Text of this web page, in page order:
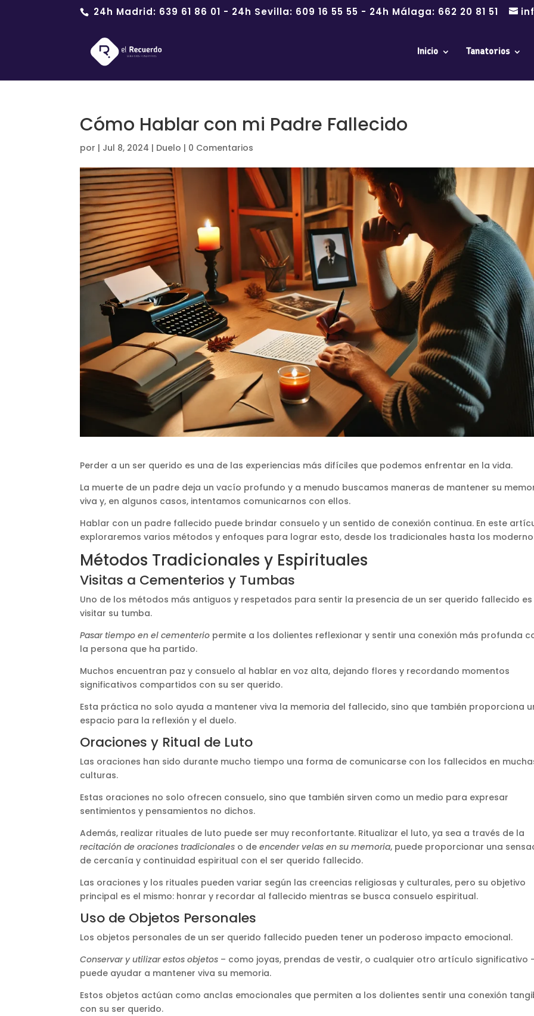
24h Madrid: 639 61 86 01 - 24h Sevilla: 609 16 55 55 - 24h Málaga: 662 20 81 51
Inicio Tanatorios
Cómo Hablar con mi Padre Fallecido
por | Jul 8, 2024 | Duelo | 0 Comentarios
Perder a un ser querido es una de las experiencias más difíciles que podemos enfrentar en la vida.
La muerte de un padre deja un vacío profundo y a menudo buscamos maneras de mantener su
viva y, en algunos casos, intentamos comunicarnos con ellos.
Hablar con un padre fallecido puede brindar consuelo y un sentido de conexión continua. En este
exploraremos varios métodos y enfoques para lograr esto, desde los tradicionales hasta los
Métodos Tradicionales y Espirituales
Visitas a Cementerios y Tumbas
Uno de los métodos más antiguos y respetados para sentir la presencia de un ser querido fallecido es
visitar su tumba.
Pasar tiempo en el cementerio permite a los dolientes reflexionar y sentir una conexión más profunda
la persona que ha partido.
Muchos encuentran paz y consuelo al hablar en voz alta, dejando flores y recordando momentos
significativos compartidos con su ser querido.
Esta práctica no solo ayuda a mantener viva la memoria del fallecido, sino que también proporciona
espacio para la reflexión y el duelo​​.
Oraciones y Ritual de Luto
Las oraciones han sido durante mucho tiempo una forma de comunicarse con los fallecidos en
culturas.
Estas oraciones no solo ofrecen consuelo, sino que también sirven como un medio para expresar
sentimientos y pensamientos no dichos.
Además, realizar rituales de luto puede ser muy reconfortante. Ritualizar el luto, ya sea a través de la
recitación de oraciones tradicionales o deencender velas en su memoria, puede proporcionar una
de cercanía y continuidad espiritual con el ser querido fallecido​.
Las oraciones y los rituales pueden variar según las creencias religiosas y culturales, pero su objetivo
principal es el mismo: honrar y recordar al fallecido mientras se busca consuelo espiritual.
Uso de Objetos Personales
Los objetos personales de un ser querido fallecido pueden tener un poderoso impacto emocional.
Conservar y utilizar estos objetos – como joyas, prendas de vestir, o cualquier otro artículo significativo
puede ayudar a mantener viva su memoria.
Estos objetos actúan como anclas emocionales que permiten a los dolientes sentir una conexión
con su ser querido​.